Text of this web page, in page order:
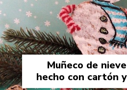
Muñeco de
hecho con cartón